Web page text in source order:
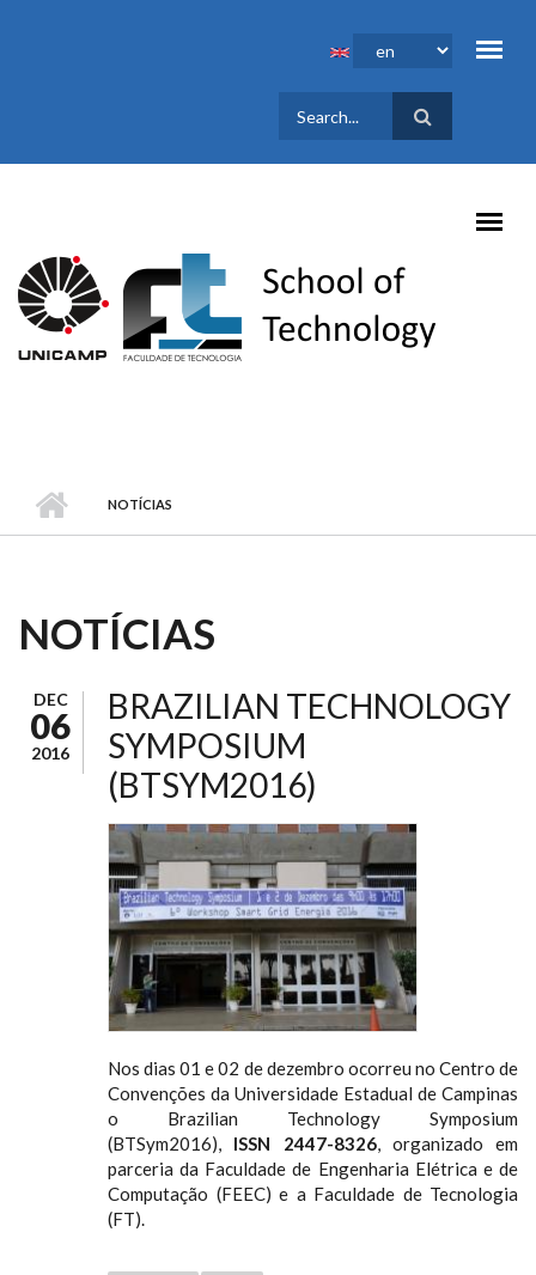
SEARCH
FORM
NOTÍCIAS
NOTÍCIAS
DEC
06
2016
BRAZILIAN TECHNOLOGY
SYMPOSIUM
(BTSYM2016)
Nos dias 01 e 02 de dezembro ocorreu no Centro de
Convenções da Universidade Estadual de Campinas
o Brazilian Technology Symposium
(BTSym2016), ISSN 2447-8326, organizado em
parceria da Faculdade de Engenharia Elétrica e de
Computação (FEEC) e a Faculdade de Tecnologia
(FT).